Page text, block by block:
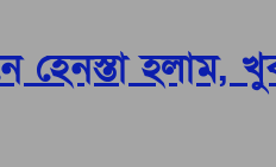
হেনস্তা হলাম, খুব